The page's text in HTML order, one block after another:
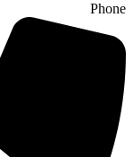
Phone